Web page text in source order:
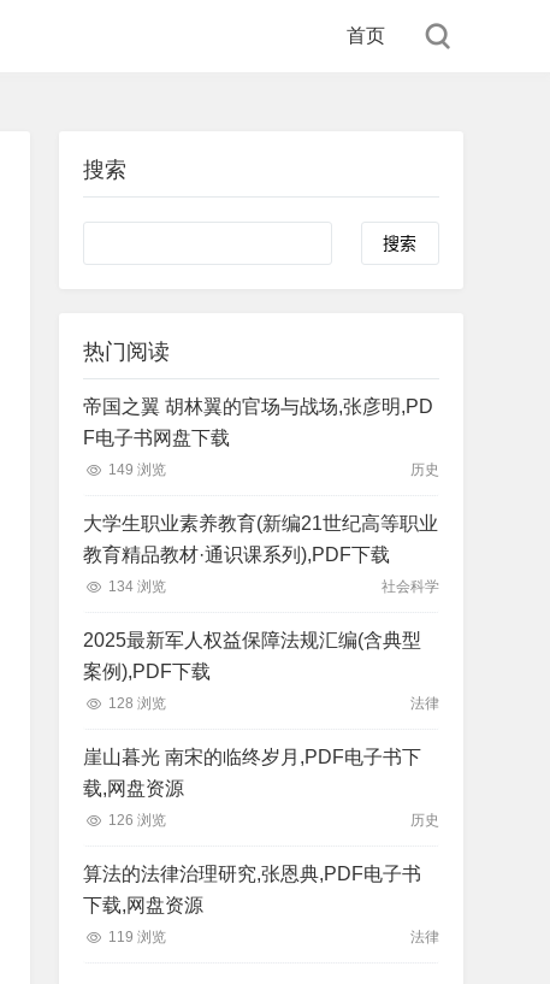
首页
搜索
Search
热门阅读
帝国之翼 胡林翼的官场与战场,张彦明,PD
F电子书网盘下载
149 浏览 历史
大学生职业素养教育(新编21世纪高等职业
教育精品教材·通识课系列),PDF下载
134 浏览 社会科学
2025最新军人权益保障法规汇编(含典型
案例),PDF下载
128 浏览 法律
崖山暮光 南宋的临终岁月,PDF电子书下
载,网盘资源
126 浏览 历史
算法的法律治理研究,张恩典,PDF电子书
下载,网盘资源
119 浏览 法律